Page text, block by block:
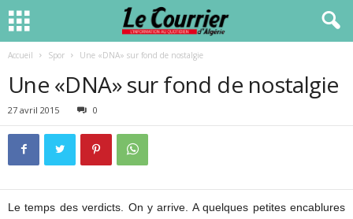
Accueil Spor Une «DNA» sur fond de nostalgie
Une «DNA» sur fond de nostalgie
27 avril 2015 0
Le temps des verdicts. On y arrive. A quelques petites encablures